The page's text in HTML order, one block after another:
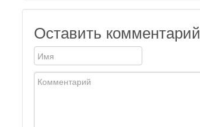
Оставить комментарий